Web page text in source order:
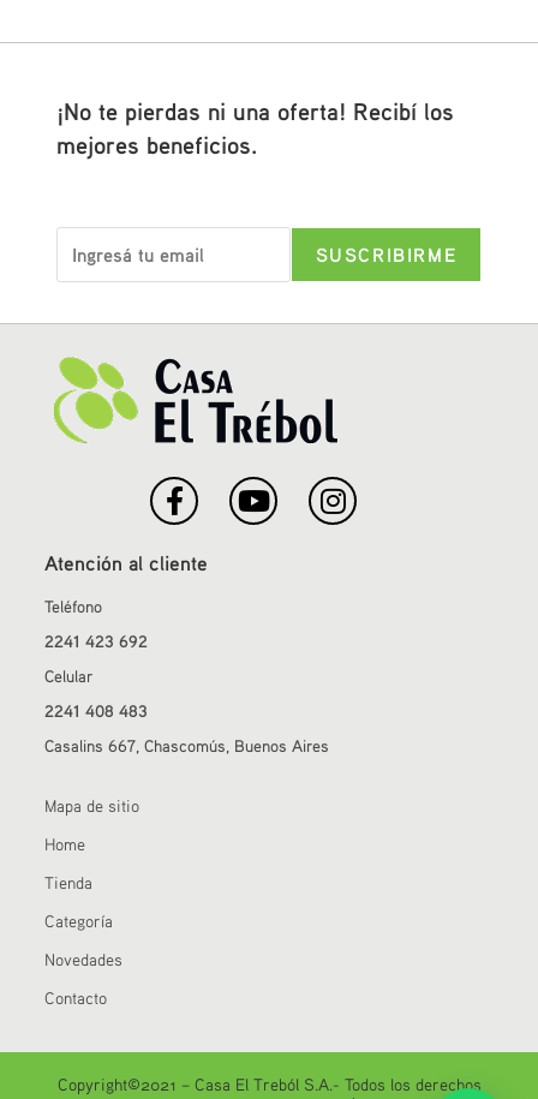
¡No te pierdas ni una oferta! Recibí los
mejores beneficios.
Atención al cliente
Teléfono
2241 423 692
Celular
2241 408 483
Casalins 667, Chascomús, Buenos Aires
Mapa de sitio
Home
Tienda
Categoría
Novedades
Contacto
Copyright©2021 – Casa El Treból S.A.- Todos los derechos